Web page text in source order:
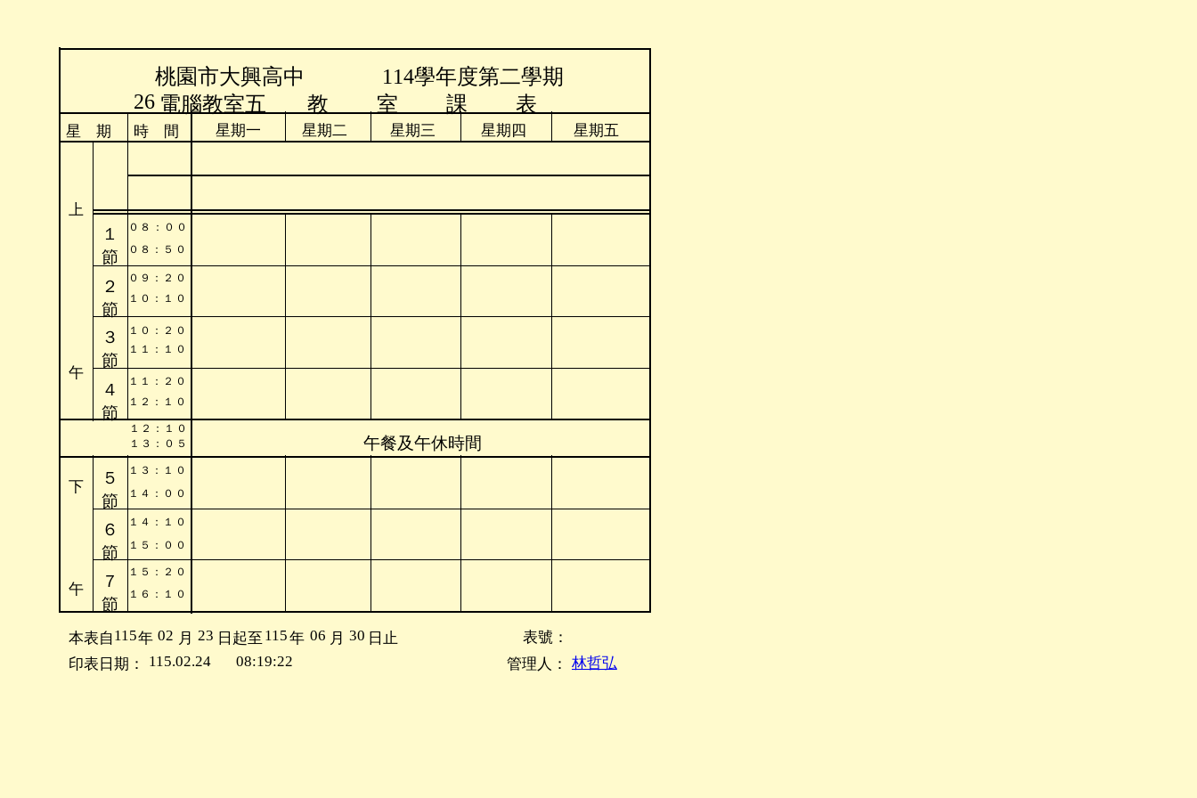
６
節
２
節
星期五
教 室 課 表
星期一 星期二 星期三 星期四
星 期 時 間
３
節
年
５
節
日止
午
表號：
１
節
本表自
上
７
節
月
下
４
節
月
印表日期：
年
午
管理人：
日起至
電腦教室五
０
０ ８
０ ０
114學年度第二學期
26
０ ９ ： ２ ０
８ ：
１ ０ ： １ ０
桃園市大興高中
１ ０ ： ２ ０
１ １ ： １ ０
： ５ ０
１ ２ ０
１ ２ ： １ ０
１ ２ ： １ ０
午餐及午休時間
１ ３ ： ０ ５
１ ３ ： １ ０
１ ４ ： ０ ０
１ ４ ： １
０
１ ５ ： ０ ０
１ ５ ： ２ ０
１ ６ ： １ ０
115 02 23 115 06
30
115.02.24
08:19:22 林哲弘
１ ：